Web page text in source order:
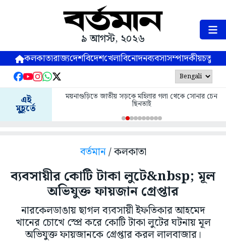
৯ আগস্ট, ২০২৬
কলকাতারাজ্যদেশবিদেশখেলাবিনোদনব্যবসাসম্পাদকীয়
এই
মুহূর্তে
ময়নাগুড়িতে জাতীয় সড়কে মহিলার গলা থেকে সোনার চেন
ছিনতাই
বর্তমান/ কলকাতা
ব্যবসায়ীর কোটি টাকা লুটে&nbsp; মূল
অভিযুক্ত ফায়জান গ্রেপ্তার
নারকেলডাঙায় ছাগল ব্যবসায়ী ইফতিকার আহমেদ
খানের চোখে স্প্রে করে কোটি টাকা লুটের ঘটনায় মূল
অভিযুক্ত ফায়জানকে গ্রেপ্তার করল লালবাজার।